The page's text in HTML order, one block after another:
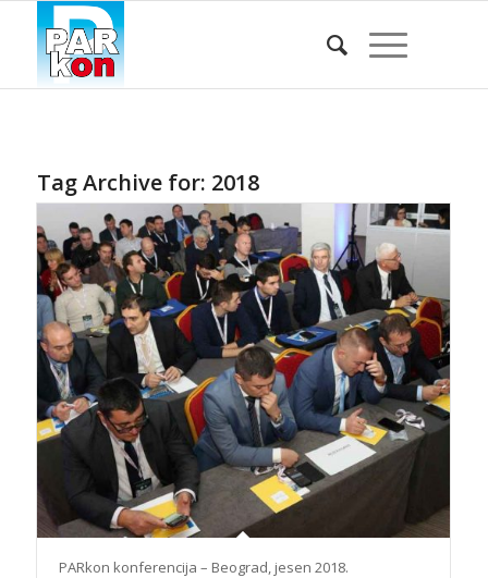
Tag Archive for: 2018
PARkon konferencija – Beograd, jesen 2018.